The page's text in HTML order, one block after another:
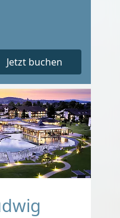
Jetzt buchen